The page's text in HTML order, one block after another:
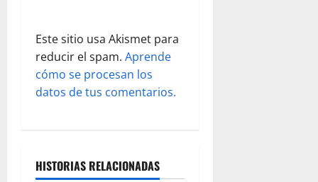
a
d
a
Este sitio usa Akismet para
reducir el spam. Aprende
cómo se procesan los
datos de tus comentarios.
HISTORIAS RELACIONADAS